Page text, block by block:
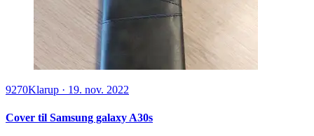
9270Klarup · 19. nov. 2022
Cover til Samsung galaxy A30s